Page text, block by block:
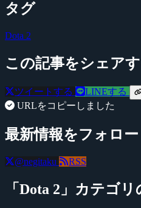
タグ
Dota 2
この記事をシェア
ツイートする LINEする
URLをコピーしました
最新情報をフォロー
@negitaku RSS
「Dota 2」カテゴ